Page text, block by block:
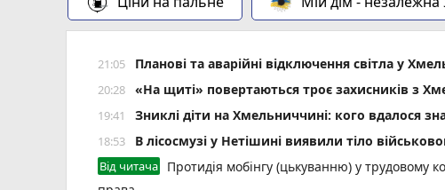
21:05 Планові та аварійні відключення світла у
20:28 «На щиті» повертаються троє захисників з
19:41 Зниклі діти на Хмельниччині: кого вдалося
18:53 В лісосмузі у Нетішині виявили тіло
Від читача
Протидія мобінгу (цькуванню) у трудовому